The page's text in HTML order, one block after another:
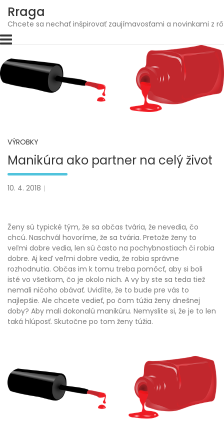
content
Rraga
Chcete sa nechať inšpirovať zaujímavosťami a novinkami z
VÝROBKY
Manikúra ako partner na celý život
10. 4. 2018
Ženy sú typické tým, že sa občas tvária, že nevedia, čo
chcú. Naschvál hovoríme, že sa tvária. Pretože ženy to
veľmi dobre vedia, len sú často na pochybnostiach či robia
dobre. Aj keď veľmi dobre vedia, že robia správne
rozhodnutia. Občas im k tomu treba pomôcť, aby si boli
isté vo všetkom, čo je okolo nich. A vy by ste sa teda tiež
nemali ničoho obávať. Uvidíte, že to bude pre vás to
najlepšie. Ale chcete vedieť, po čom túžia ženy dnešnej
doby? Aby mali dokonalú manikúru. Nemyslite si, že je to len
taká hlúposť. Skutočne po tom ženy túžia.